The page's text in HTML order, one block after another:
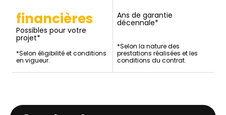
financières
Possibles pour votre
projet*
*Selon éligibilité et conditions
en vigueur.
Ans de garantie
décennale*
*Selon la nature des
prestations réalisées et les
conditions du contrat.